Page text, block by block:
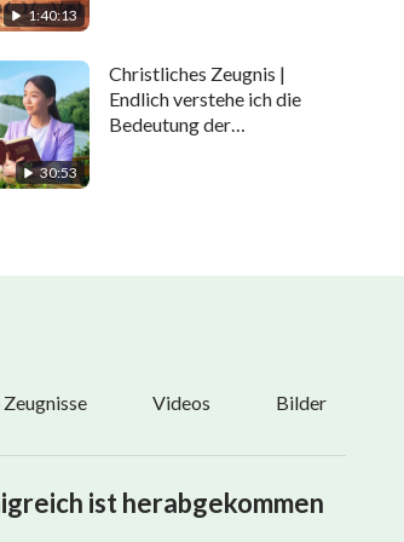
1:40:13
30:53
Christliches Zeugnis |
Endlich verstehe ich die
Bedeutung der
Videos Bilder
ist herabgekommen